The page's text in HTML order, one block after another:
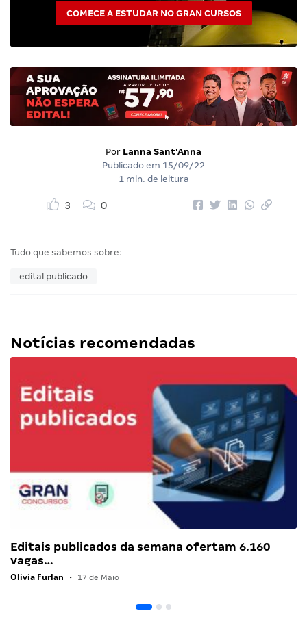
COMECE A ESTUDAR NO GRAN CURSOS
Por Lanna Sant'Anna
Publicado em 15/09/22
1 min. de leitura
3 0
Tudo que sabemos sobre:
edital publicado
Notícias recomendadas
Editais publicados da semana ofertam 6.160
vagas…
Olivia Furlan • 17 de Maio